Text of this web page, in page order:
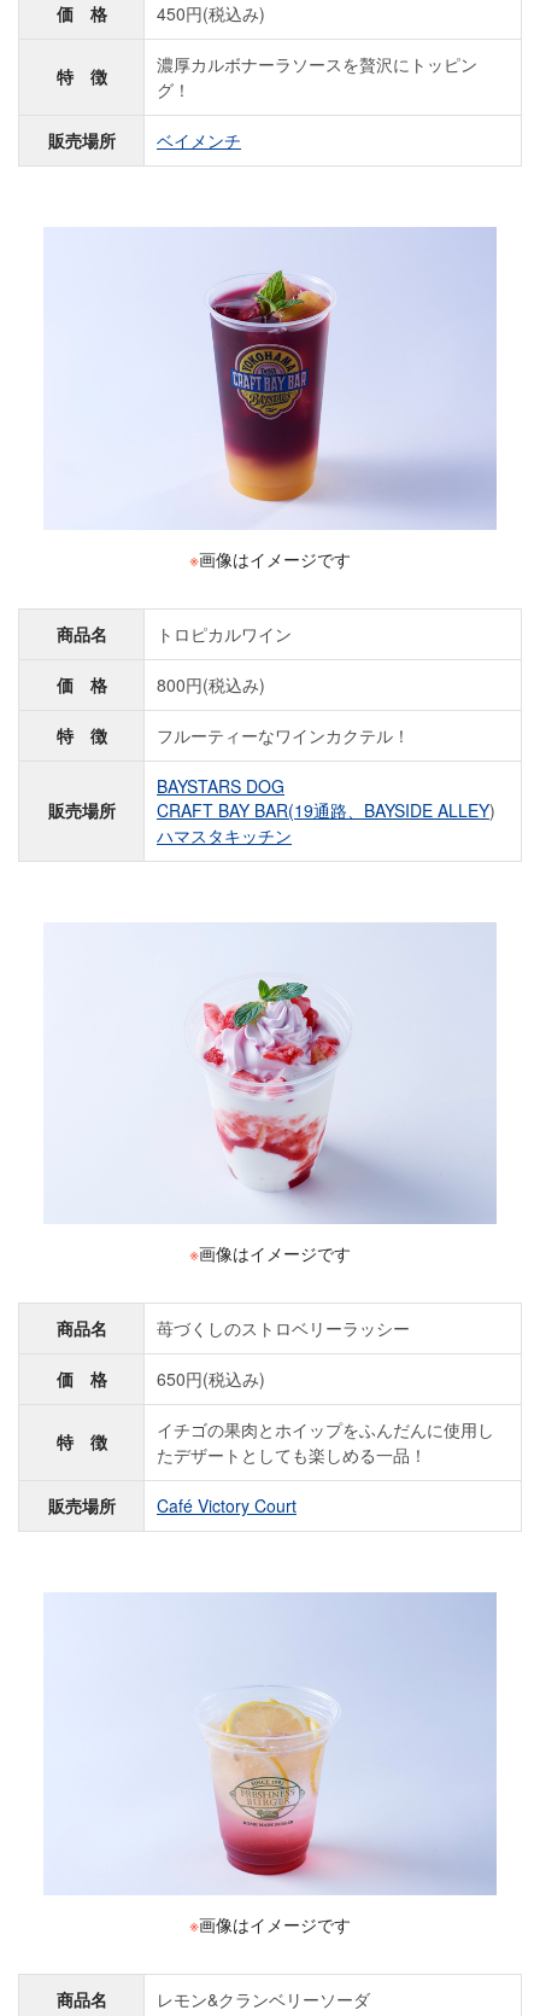
価 格 450円(税込み)
特 徴
濃厚カルボナーラソースを贅沢にトッピン
グ！
販売場所 ベイメンチ
※画像はイメージです
商品名 トロピカルワイン
価 格 800円(税込み)
特 徴 フルーティーなワインカクテル！
販売場所
BAYSTARS DOG
CRAFT BAY BAR(19通路、 BAYSIDE ALLEY)
ハマスタキッチン
※画像はイメージです
商品名 苺づくしのストロベリーラッシー
価 格 650円(税込み)
特 徴
イチゴの果肉とホイップをふんだんに使用し
たデザートとしても楽しめる一品！
販売場所 Café Victory Court
※画像はイメージです
商品名 レモン&クランベリーソーダ